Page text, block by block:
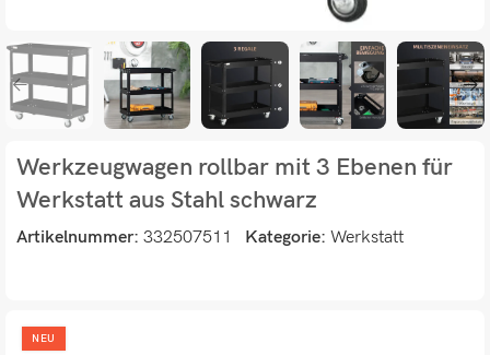
Werkzeugwagen rollbar mit 3 Ebenen für
Werkstatt aus Stahl schwarz
Artikelnummer: 332507511 Kategorie: Werkstatt
NEU